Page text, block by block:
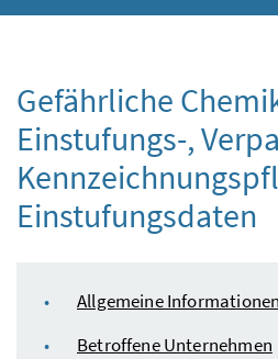
Gefährliche
Einstufungs-,
Einstufungsdaten
Inhaltsverzeichnis
Allgemeine Informationen
Betroffene Unternehmen